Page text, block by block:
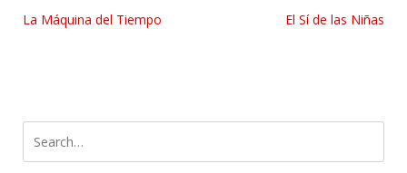
La Máquina del Tiempo El Sí de las Niñas